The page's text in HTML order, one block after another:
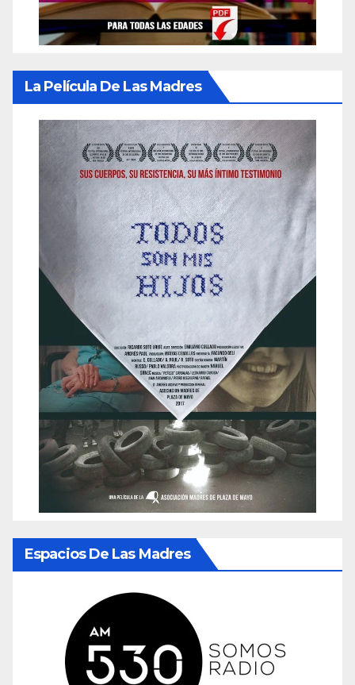
La Película De Las Madres
Espacios De Las Madres